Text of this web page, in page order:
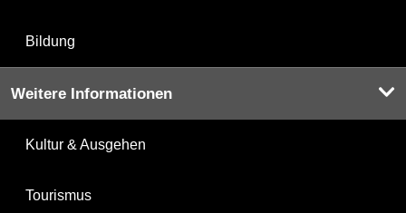
Bildung
Weitere Informationen
Kultur & Ausgehen
Tourismus